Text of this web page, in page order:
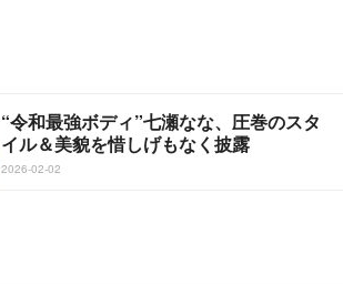
“令和最強ボディ”七瀬なな、圧巻のスタ
イル＆美貌を惜しげもなく披露
2026-02-02